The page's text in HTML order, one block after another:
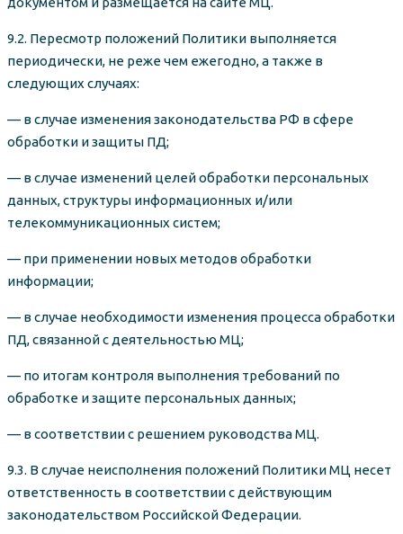
9.2. Пересмотр положений Политики выполняется
периодически, не реже чем ежегодно, а также в
следующих случаях:
— в случае изменения законодательства РФ в сфере
обработки и защиты ПД;
— в случае изменений целей обработки персональных
данных, структуры информационных и/или
телекоммуникационных систем;
— при применении новых методов обработки
информации;
— в случае необходимости изменения процесса обработки
ПД, связанной с деятельностью МЦ;
— по итогам контроля выполнения требований по
обработке и защите персональных данных;
— в соответствии с решением руководства МЦ.
9.3. В случае неисполнения положений Политики МЦ несет
ответственность в соответствии с действующим
законодательством Российской Федерации.